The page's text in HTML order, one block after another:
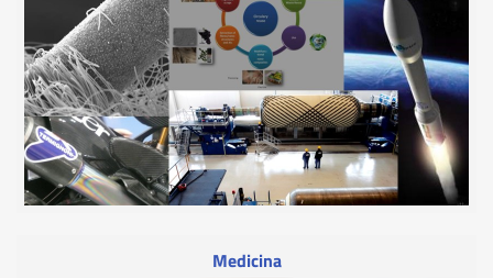
Medicina